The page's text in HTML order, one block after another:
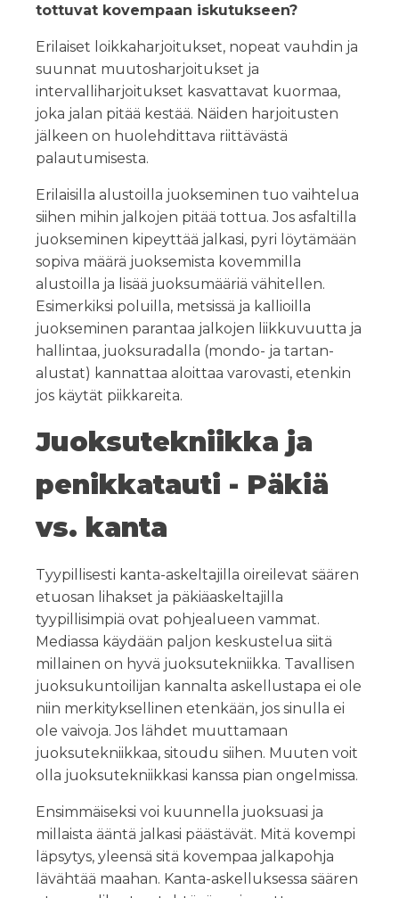
tottuvat kovempaan iskutukseen?
Erilaiset loikkaharjoitukset, nopeat vauhdin ja
suunnat muutosharjoitukset ja
intervalliharjoitukset kasvattavat kuormaa,
joka jalan pitää kestää. Näiden harjoitusten
jälkeen on huolehdittava riittävästä
palautumisesta.
Erilaisilla alustoilla juokseminen tuo vaihtelua
siihen mihin jalkojen pitää tottua. Jos asfaltilla
juokseminen kipeyttää jalkasi, pyri löytämään
sopiva määrä juoksemista kovemmilla
alustoilla ja lisää juoksumääriä vähitellen.
Esimerkiksi poluilla, metsissä ja kallioilla
juokseminen parantaa jalkojen liikkuvuutta ja
hallintaa, juoksuradalla (mondo- ja tartan-
alustat) kannattaa aloittaa varovasti, etenkin
jos käytät piikkareita.
Juoksutekniikka ja
penikkatauti - Päkiä
vs. kanta
Tyypillisesti kanta-askeltajilla oireilevat säären
etuosan lihakset ja päkiäaskeltajilla
tyypillisimpiä ovat pohjealueen vammat.
Mediassa käydään paljon keskustelua siitä
millainen on hyvä juoksutekniikka. Tavallisen
juoksukuntoilijan kannalta askellustapa ei ole
niin merkityksellinen etenkään, jos sinulla ei
ole vaivoja. Jos lähdet muuttamaan
juoksutekniikkaa, sitoudu siihen. Muuten voit
olla juoksutekniikkasi kanssa pian ongelmissa.
Ensimmäiseksi voi kuunnella juoksuasi ja
millaista ääntä jalkasi päästävät. Mitä kovempi
läpsytys, yleensä sitä kovempaa jalkapohja
lävähtää maahan. Kanta-askelluksessa säären